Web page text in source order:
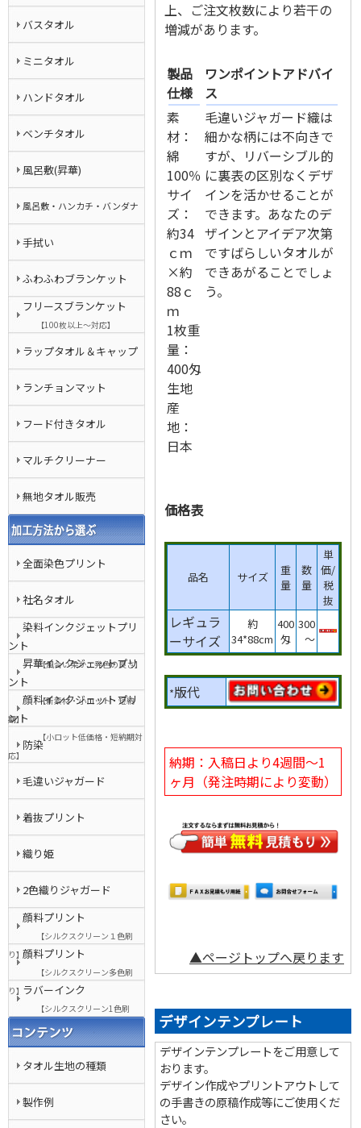
バスタオル
ミニタオル
ハンドタオル
ベンチタオル
風呂敷(昇華)
風呂敷・ハンカチ・バンダナ
手拭い
ふわふわブランケット
フリースブランケット
【100枚以上～対応】
ラップタオル＆キャップ
ランチョンマット
フード付きタオル
マルチクリーナー
無地タオル販売
全面染色プリント
社名タオル
染料インクジェットプリ
ント
【風合い柔か、発色の良さ】
昇華インクジェットプリ
ント
【新素材・小ロット・短納
期】
顔料インクジェットプリ
ント
【小ロット低価格・短納期対
応】
防染
毛違いジャガード
着抜プリント
織り姫
2色織りジャガード
顔料プリント
【シルクスクリーン１色刷
り】顔料プリント
【シルクスクリーン多色刷
り】ラバーインク
【シルクスクリーン1色刷
り】
タオル生地の種類
製作例
上、ご注文枚数により若干の
増減があります。
製品
仕様
素
材：
綿
100％
サイ
ズ：
約34
ｃｍ
×約
88ｃ
ｍ
1枚重
量：
400匁
生地
産
地：
日本
ワンポイントアドバイ
ス
毛違いジャガード織は
細かな柄には不向きで
すが、リバーシブル的
に裏表の区別なくデザ
インを活かせることが
できます。あなたのデ
ザインとアイデア次第
ですばらしいタオルが
できあがることでしょ
う。
価格表
品名 サイズ
重
量
数
量
単
価/
税
抜
レギュラ
ーサイズ
約
34*88cm
400
匁
300
～
*版代
納期：入稿日より4週間～1
ヶ月（発注時期により変動）
▲ページトップへ戻ります
デザインテンプレート
デザインテンプレートをご用意して
おります。
デザイン作成やプリントアウトして
の手書きの原稿作成等にご使用くだ
さい。